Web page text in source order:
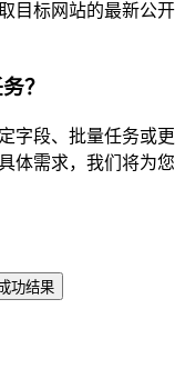
目标网站的最新公
？
字段、批量任务或
体需求，我们将为
功结果